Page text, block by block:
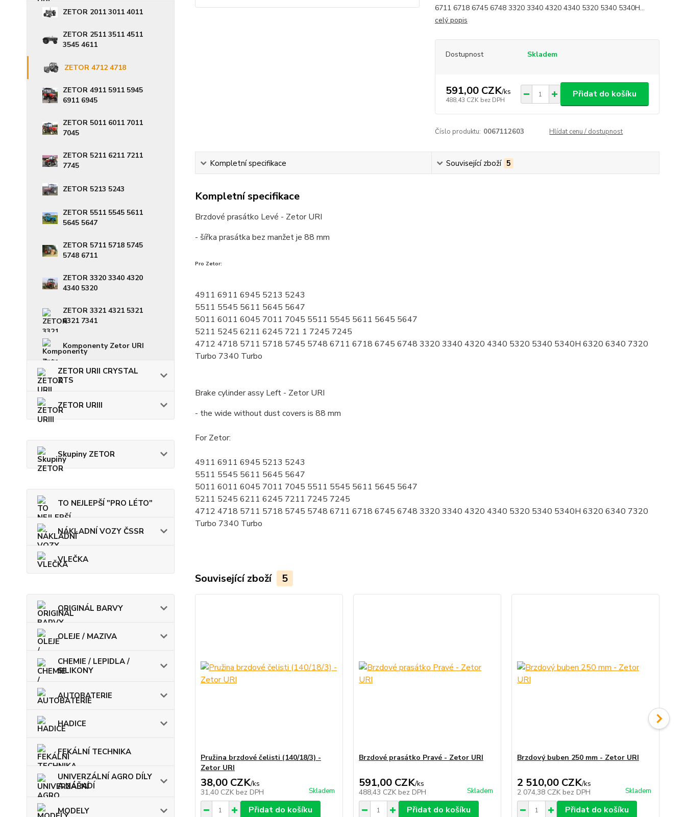
ZETOR 2011 3011 4011
ZETOR 2511 3511 4511
3545 4611
ZETOR 4712 4718
ZETOR 4911 5911 5945
6911 6945
ZETOR 5011 6011 7011
7045
ZETOR 5211 6211 7211
7745
ZETOR 5213 5243
ZETOR 5511 5545 5611
5645 5647
ZETOR 5711 5718 5745
5748 6711
ZETOR 3320 3340 4320
4340 5320
ZETOR 3321 4321 5321
6321 7341
Komponenty Zetor URI
ZETOR URII CRYSTAL
ZTS
ZETOR URIII
Skupiny ZETOR
TO NEJLEPŠÍ "PRO LÉTO"
NÁKLADNÍ VOZY ČSSR
VLEČKA
ORIGINÁL BARVY
OLEJE / MAZIVA
CHEMIE / LEPIDLA /
SILIKONY
AUTOBATERIE
HADICE
FEKÁLNÍ TECHNIKA
UNIVERZÁLNÍ AGRO DÍLY
A NÁŘADÍ
MODELY
6711 6718 6745 6748 3320 3340 4320 4340 5320 5340 5340H...
celý popis
Dostupnost Skladem
591,00 CZK/ks
488,43 CZK bez DPH
Přidat do košíku
Číslo produktu: 0067112603 Hlídat cenu / dostupnost
Kompletní specifikace Související zboží 5
Kompletní specifikace
Brzdové prasátko Levé - Zetor URI
- šířka prasátka bez manžet je 88 mm
Pro Zetor:
4911 6911 6945 5213 5243
5511 5545 5611 5645 5647
5011 6011 6045 7011 7045 5511 5545 5611 5645 5647
5211 5245 6211 6245 721 1 7245 7245
4712 4718 5711 5718 5745 5748 6711 6718 6745 6748 3320 3340 4320 4340 5320 5340 5340H 6320 6340 7320
Turbo 7340 Turbo
Brake cylinder assy Left - Zetor URI
- the wide without dust covers is 88 mm
For Zetor:
4911 6911 6945 5213 5243
5511 5545 5611 5645 5647
5011 6011 6045 7011 7045 5511 5545 5611 5645 5647
5211 5245 6211 6245 7211 7245 7245
4712 4718 5711 5718 5745 5748 6711 6718 6745 6748 3320 3340 4320 4340 5320 5340 5340H 6320 6340 7320
Turbo 7340 Turbo
Související zboží 5
Pružina brzdové čelisti (140/18/3) -
Zetor URI
38,00 CZK/ks
31,40 CZK bez DPH Skladem
Přidat do košíku
Brzdové prasátko Pravé - Zetor URI
591,00 CZK/ks
488,43 CZK bez DPH Skladem
Přidat do košíku
Brzdový buben 250 mm - Zetor URI
2 510,00 CZK/ks
2 074,38 CZK bez DPH Skladem
Přidat do košíku